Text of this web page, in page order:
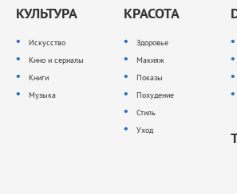
КУЛЬТУРА
Искусство
Кино и сериалы
Книги
Музыка
КРАСОТА
Здоровье
Макияж
Показы
Похудение
Стиль
Уход